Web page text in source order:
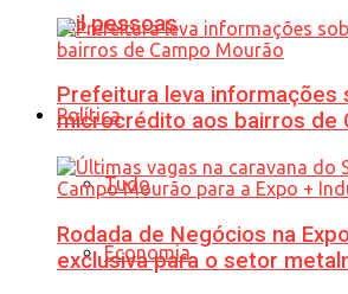
mil pessoas
Política
Tudo
Economia
Prefeitura leva informações
microcrédito aos bairros de
Rodada de Negócios na
exclusiva para o setor